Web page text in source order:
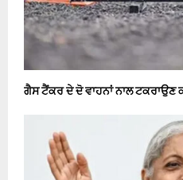
ਗੈਸ ਟੈਂਕਰ ਦੇ ਦੋ ਵਾਹਨਾਂ ਨਾਲ ਟਕਰਾਉਣ